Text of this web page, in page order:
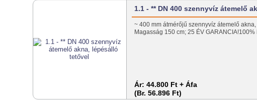
1.1 - ** DN 400 szennyvíz átemelő
~ 400 mm átmérőjű szennyvíz átemelő
Magasság 150 cm; 25 ÉV
Ár: 44.800 Ft + Áfa
(Br. 56.896 Ft)